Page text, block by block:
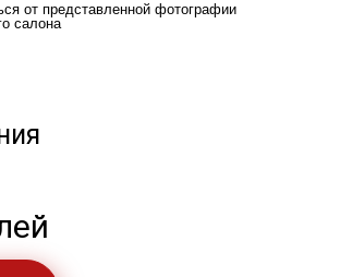
от представленной фотографии
салона